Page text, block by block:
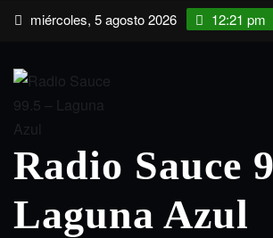
Saltar miércoles, 5 agosto 2026 12:21 pm
Radio Sauce
Laguna Azul